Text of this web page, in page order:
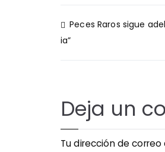
Navegación
de
Peces Raros sigue
ia”
Deja un
Tu dirección de